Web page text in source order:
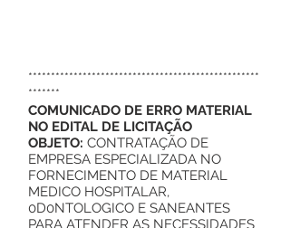
***************************************************
*******
COMUNICADO DE ERRO MATERIAL
NO EDITAL DE LICITAÇÃO
OBJETO: CONTRATAÇÃO DE
EMPRESA ESPECIALIZADA NO
FORNECIMENTO DE MATERIAL
MEDICO HOSPITALAR,
0D0NTOLOGICO E SANEANTES
PARA ATENDER AS NECESSIDADES